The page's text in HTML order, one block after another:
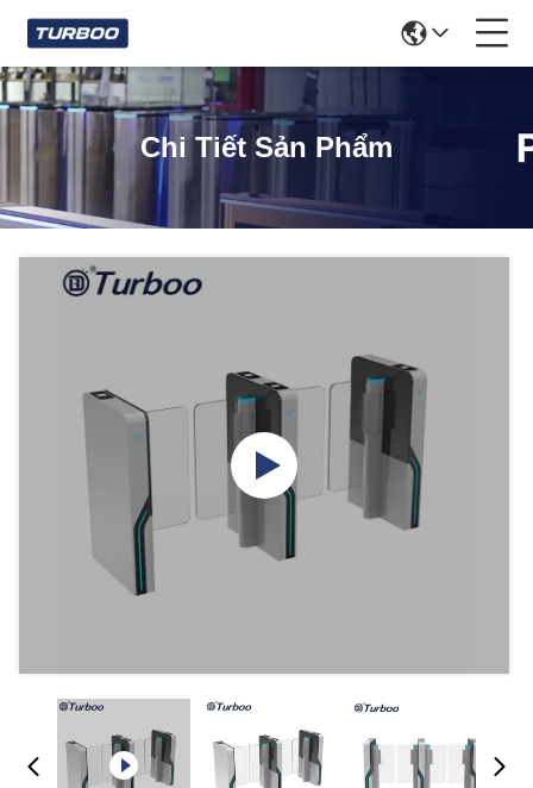
Chi Tiết Sản Phẩm